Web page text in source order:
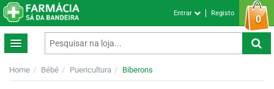
0
Entrar Registo
Home Bébé Puericultura Biberons